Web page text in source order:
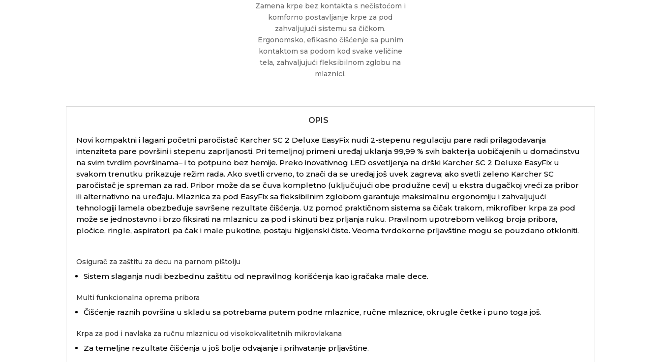
Zamena krpe bez kontakta s nečistoćom i
komforno postavljanje krpe za pod
zahvaljujući sistemu sa čičkom.
Ergonomsko, efikasno čišćenje sa punim
kontaktom sa podom kod svake veličine
tela, zahvaljujući fleksibilnom zglobu na
mlaznici.
OPIS
Novi kompaktni i lagani početni paročistač Karcher SC 2 Deluxe EasyFix nudi 2-stepenu regulaciju pare radi prilagođavanja
intenziteta pare površini i stepenu zaprljanosti. Pri temeljnoj primeni uređaj uklanja 99,99 % svih bakterija uobičajenih u domaćinstvu
na svim tvrdim površinama– i to potpuno bez hemije. Preko inovativnog LED osvetljenja na drški Karcher SC 2 Deluxe EasyFix u
svakom trenutku prikazuje režim rada. Ako svetli crveno, to znači da se uređaj još uvek zagreva; ako svetli zeleno Karcher SC
paročistač je spreman za rad. Pribor može da se čuva kompletno (uključujući obe produžne cevi) u ekstra dugačkoj vreći za pribor
ili alternativno na uređaju. Mlaznica za pod EasyFix sa fleksibilnim zglobom garantuje maksimalnu ergonomiju i zahvaljujući
tehnologiji lamela obezbeđuje savršene rezultate čišćenja. Uz pomoć praktičnom sistema sa čičak trakom, mikrofiber krpa za pod
može se jednostavno i brzo fiksirati na mlaznicu za pod i skinuti bez prljanja ruku. Pravilnom upotrebom velikog broja pribora,
pločice, ringle, aspiratori, pa čak i male pukotine, postaju higijenski čiste. Veoma tvrdokorne prljavštine mogu se pouzdano otkloniti.
Osigurač za zaštitu za decu na parnom pištolju
Sistem slaganja nudi bezbednu zaštitu od nepravilnog korišćenja kao igračaka male dece.
Multi funkcionalna oprema pribora
Čišćenje raznih površina u skladu sa potrebama putem podne mlaznice, ručne mlaznice, okrugle četke i puno toga još.
Krpa za pod i navlaka za ručnu mlaznicu od visokokvalitetnih mikrovlakana
Za temeljne rezultate čišćenja u još bolje odvajanje i prihvatanje prljavštine.